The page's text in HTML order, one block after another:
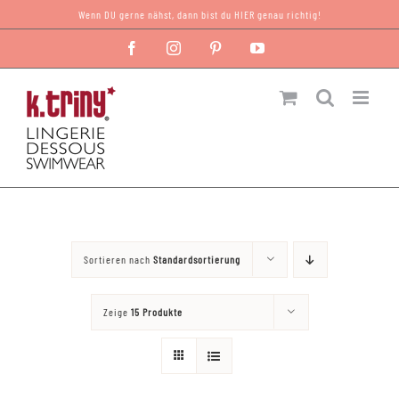
Inhalt
Wenn DU gerne nähst, dann bist du HIER genau richtig!
FacebookInstagramPinterest
Sortieren nach Standardsortierung
Zeige 15 Produkte